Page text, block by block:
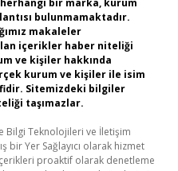
bir marka, kurum
bulunmamaktadır.
makaleler
içerikler haber niteliği
ve kişiler hakkında
kurum ve kişiler ile isim
Sitemizdeki bilgiler
taşımazlar.
Bilgi Teknolojileri ve İletişim
bir Yer Sağlayıcı olarak hizmet
proaktif olarak denetleme